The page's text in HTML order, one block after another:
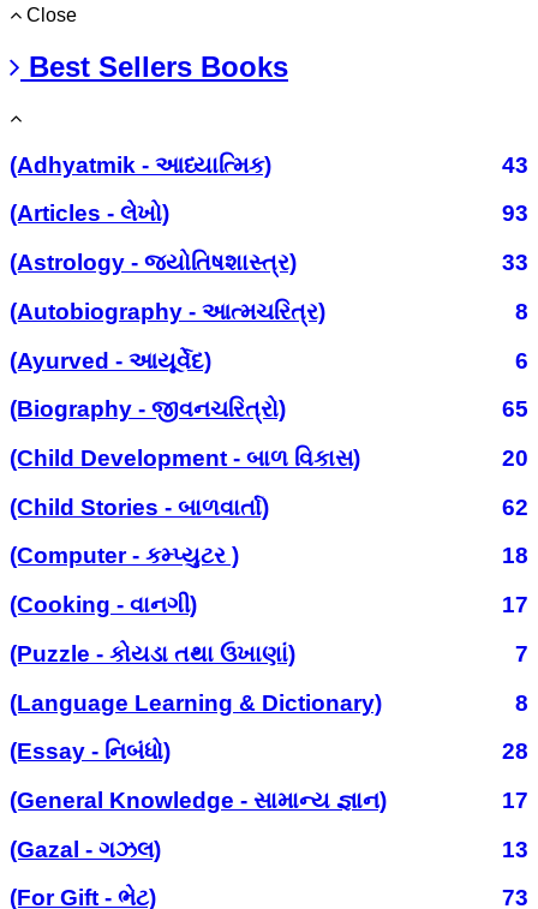
Close
Best Sellers Books
(Adhyatmik - આધ્યાત્મિક)
43
(Articles - લેખો)
93
(Astrology - જ્યોતિષશાસ્ત્ર)
33
(Autobiography - આત્મચરિત્ર)
8
(Ayurved - આયૂર્વેદ)
6
(Biography - જીવનચરિત્રો)
65
(Child Development - બાળ વિકાસ)
20
(Child Stories - બાળવાર્તા)
62
(Computer - કમ્પ્યુટર )
18
(Cooking - વાનગી)
17
(Puzzle - કોયડા તથા ઉખાણાં)
7
(Language Learning & Dictionary)
8
(Essay - નિબંધો)
28
(General Knowledge - સામાન્ય જ્ઞાન)
17
(Gazal - ગઝલ)
13
(For Gift - ભેટ)
73